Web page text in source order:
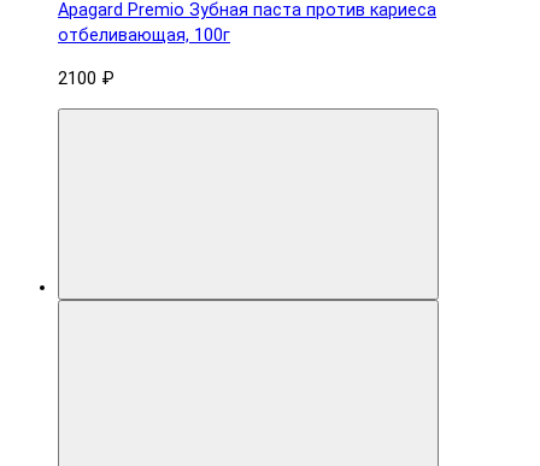
Apagard Premio Зубная паста против кариеса
отбеливающая, 100г
2100 ₽